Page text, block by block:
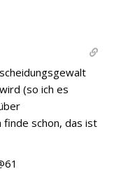
(so ich es
schon, das ist